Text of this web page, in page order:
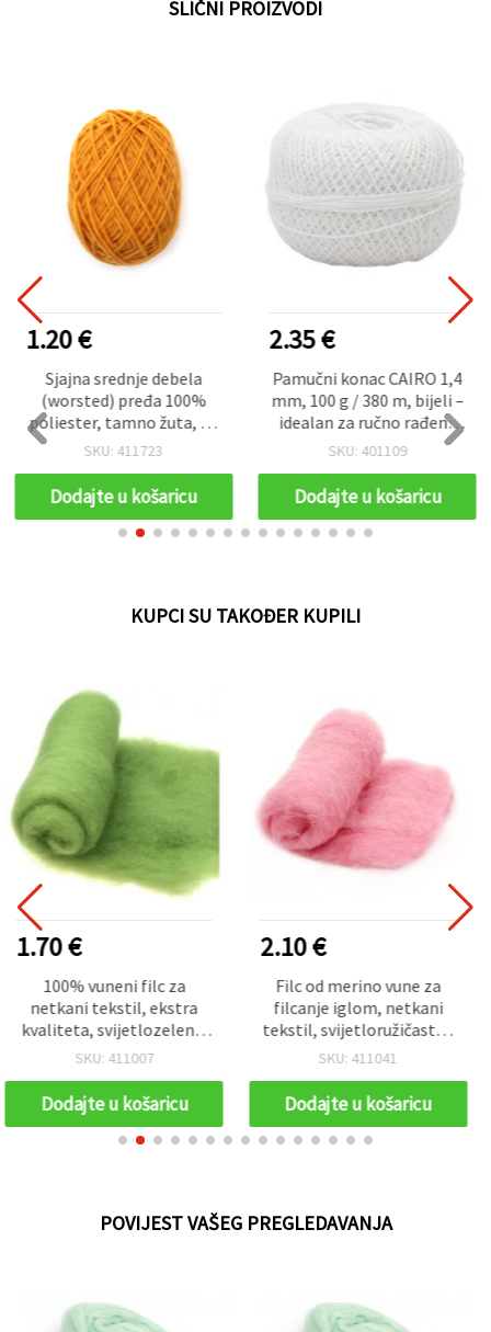
SLIČNI PROIZVODI
1.20 €
Sjajna srednje debela
(worsted) pređa 100%
poliester, tamno žuta, 50
g – za pletenje i razne
SKU: 411723
Dodajte u košaricu
2.35 €
Pamučni konac CAIRO 1,4
mm, 100 g / 380 m, bijeli –
idealan za ručno rađenu
odjeću i modne dodatke
SKU: 401109
Dodajte u košaricu
KUPCI SU TAKOĐER KUPILI
2.10 €
Filc od merino vune za
filcanje iglom, netkani
tekstil, svijetloružičasta -
50 g
SKU: 411041
Dodajte u košaricu
1.50 €
Sjajna metalizirana lamé
cik-cak obrubna traka,
srebrne boje, 5 mm x 4,5
m — za šivanje, DIY
dekoracije (nije pravo
srebro)
SKU: 403840
Dodajte u košaricu
POVIJEST VAŠEG PREGLEDAVANJA